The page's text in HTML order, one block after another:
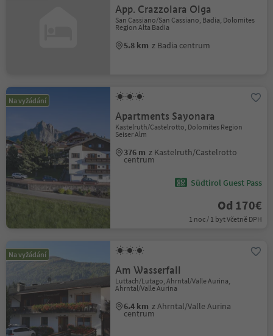
App. Crazzolara Olga
San Cassiano/San Cassiano, Badia, Dolomites
Region Alta Badia
5.8 km z Badia centrum
Na vyžádání
Apartments Sayonara
Kastelruth/Castelrotto, Dolomites Region
Seiser Alm
376 m z Kastelruth/Castelrotto
centrum
Südtirol Guest Pass
Od 170€
1 noc / 1 byt Včetně DPH
Na vyžádání
Am Wasserfall
Luttach/Lutago, Ahrntal/Valle Aurina,
Ahrntal/Valle Aurina
6.4 km z Ahrntal/Valle Aurina
centrum